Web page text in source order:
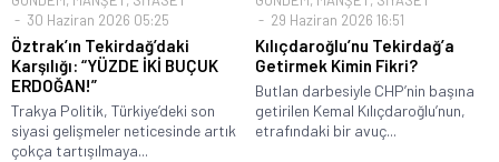
30 Haziran 2026 05:25
Öztrak’ın Tekirdağ’daki
Karşılığı: “YÜZDE İKİ BUÇUK
ERDOĞAN!”
Trakya Politik, Türkiye’deki son
siyasi gelişmeler neticesinde artık
çokça tartışılmaya...
29 Haziran 2026 16:51
Kılıçdaroğlu’nu Tekirdağ’a
Getirmek Kimin Fikri?
Butlan darbesiyle CHP’nin başına
getirilen Kemal Kılıçdaroğlu’nun,
etrafındaki bir avuç...